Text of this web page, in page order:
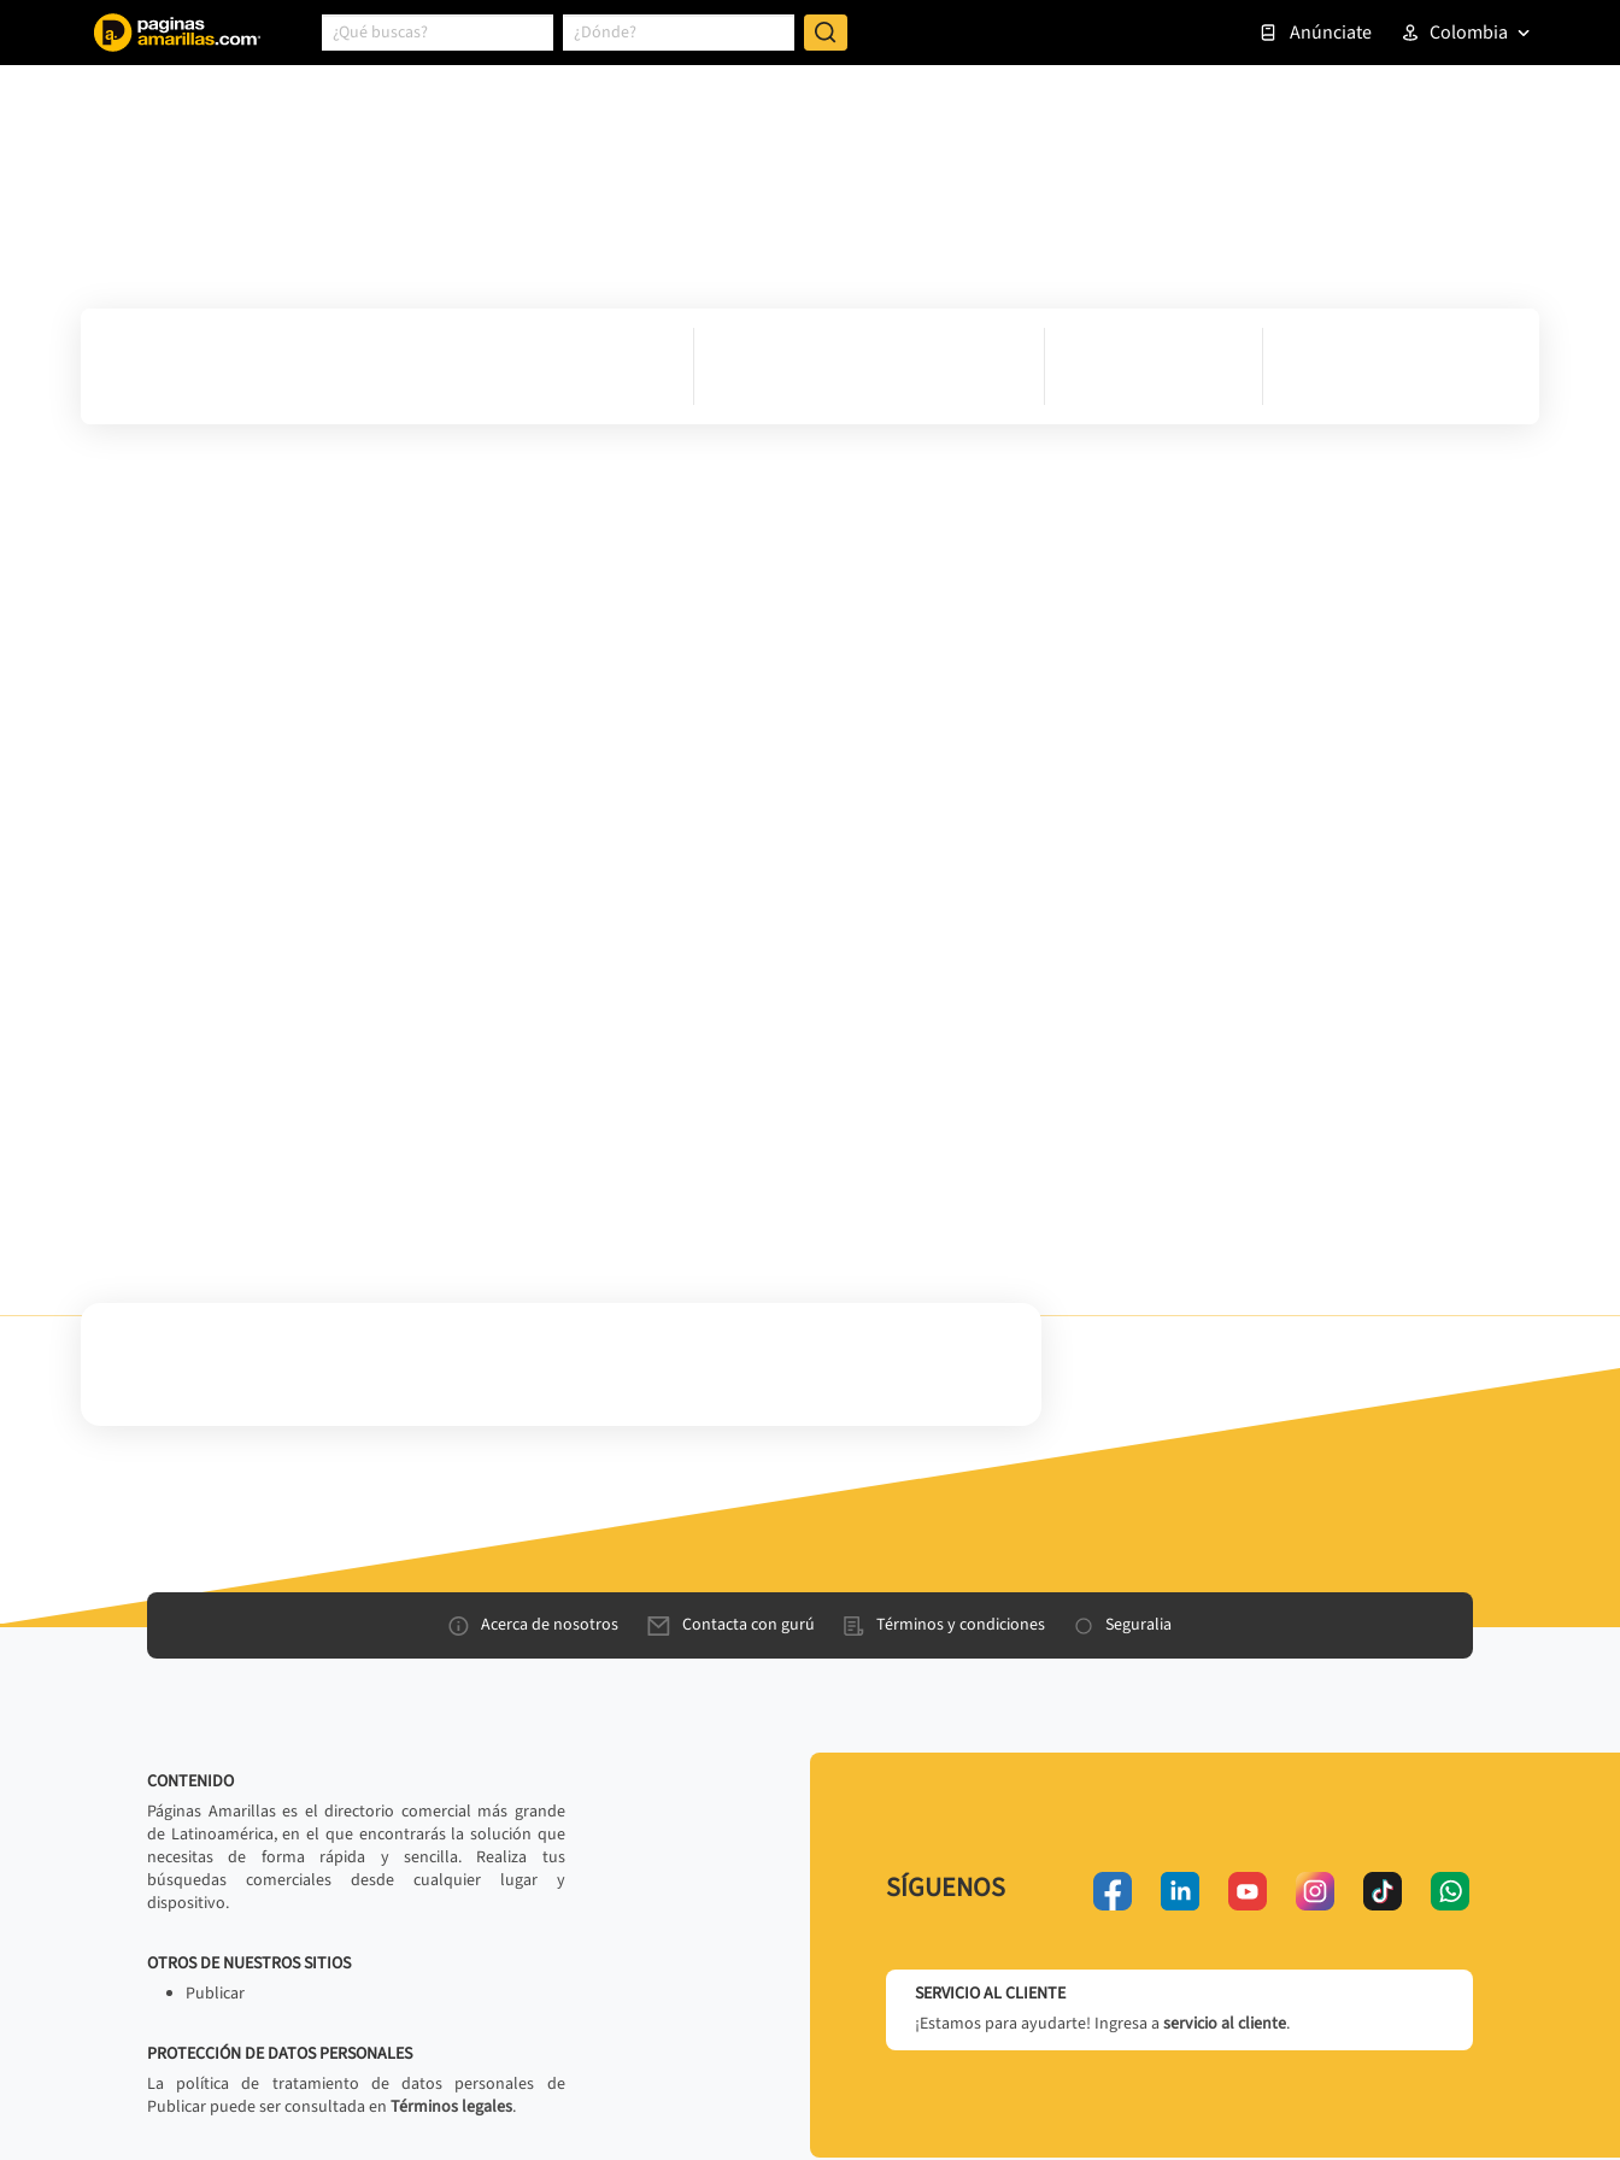
Anúnciate Colombia
Acerca de nosotros Contacta con gurú Términos y condiciones Seguralia
CONTENIDO
Páginas Amarillas es el directorio comercial más grande
de Latinoamérica, en el que encontrarás la solución que
necesitas de forma rápida y sencilla. Realiza tus
búsquedas comerciales desde cualquier lugar y
dispositivo.
OTROS DE NUESTROS SITIOS
Publicar
PROTECCIÓN DE DATOS PERSONALES
La política de tratamiento de datos personales de
Publicar puede ser consultada en Términos legales.
SÍGUENOS
SERVICIO AL CLIENTE
¡Estamos para ayudarte! Ingresa a servicio al cliente.